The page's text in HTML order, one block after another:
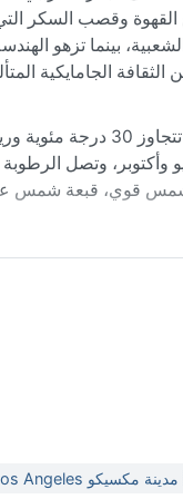
القهوة وقصب السكر
بينما تزهو
الجامايكية
تحت تصنيف كوبن المناخي أم (رياح موسمية استوائية)، تتميز مونتيغو باي بصيف حار
الأمطار الغزيرة بين مايو وأكتوبر، وتصل
شمس قوي، قبعة شمس
خلال موسم الأعاصير
الحرارة، مما يجعلها